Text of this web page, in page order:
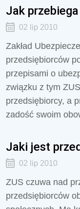
Jak
02 lip 2010
Zakład
przedsiębiorców
przepisami o
związku z tym
przedsiębiorcy, a
zadość swoim
Jaki jest
02 lip 2010
ZUS czuwa nad
przedsiębiorców